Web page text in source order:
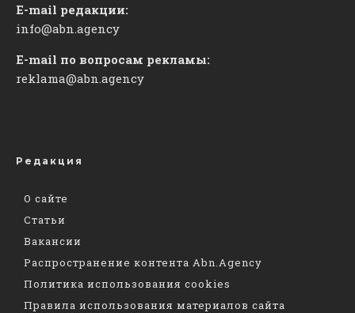
E-mail редакции:
info@abn.agency
E-mail по вопросам рекламы:
reklama@abn.agency
Редакция
О сайте
Статьи
Вакансии
Распространение контента Abn.Agency
Политика использования cookies
Правила использования материалов сайта